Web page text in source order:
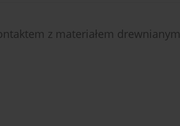
z materiałem drewnianym